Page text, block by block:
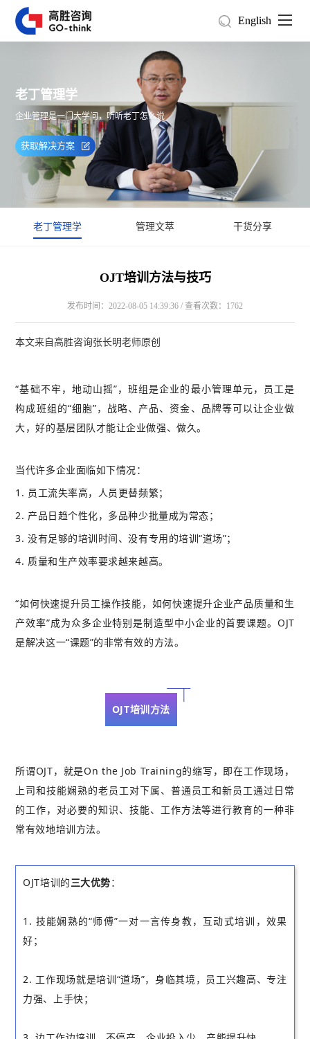
English
老丁管理学
企业管理是一门大学问，听听老丁怎么说
获取解决方案
老丁管理学 管理文萃 干货分享
OJT培训方法与技巧
发布时间：2022-08-05 14:39:36 / 查看次数：1762
本文来自高胜咨询张长明老师原创
“基础不牢，地动山摇”，班组是企业的最小管理单元，员工是
构成班组的“细胞”，战略、产品、资金、品牌等可以让企业做
大，好的基层团队才能让企业做强、做久。
当代许多企业面临如下情况：
1. 员工流失率高，人员更替频繁；
2. 产品日趋个性化，多品种少批量成为常态；
3. 没有足够的培训时间、没有专用的培训“道场”；
4. 质量和生产效率要求越来越高。
“如何快速提升员工操作技能，如何快速提升企业产品质量和生
产效率”成为众多企业特别是制造型中小企业的首要课题。OJT
是解决这一“课题”的非常有效的方法。
OJT培训方法
所谓OJT，就是On the Job Training的缩写，即在工作现场，
上司和技能娴熟的老员工对下属、普通员工和新员工通过日常
的工作，对必要的知识、技能、工作方法等进行教育的一种非
常有效地培训方法。
OJT培训的三大优势：
1. 技能娴熟的“师傅”一对一言传身教，互动式培训，效果
好；
2. 工作现场就是培训“道场”，身临其境，员工兴趣高、专注
力强、上手快；